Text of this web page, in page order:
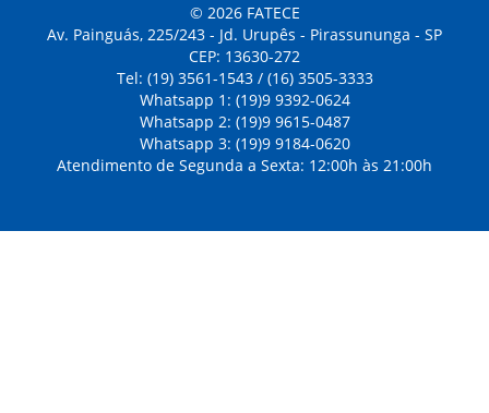
© 2026 FATECE
Av. Painguás, 225/243 - Jd. Urupês - Pirassununga - SP
CEP: 13630-272
Tel: (19) 3561-1543 / (16) 3505-3333
Whatsapp 1: (19)9 9392-0624
Whatsapp 2: (19)9 9615-0487
Whatsapp 3: (19)9 9184-0620
Atendimento de Segunda a Sexta: 12:00h às 21:00h